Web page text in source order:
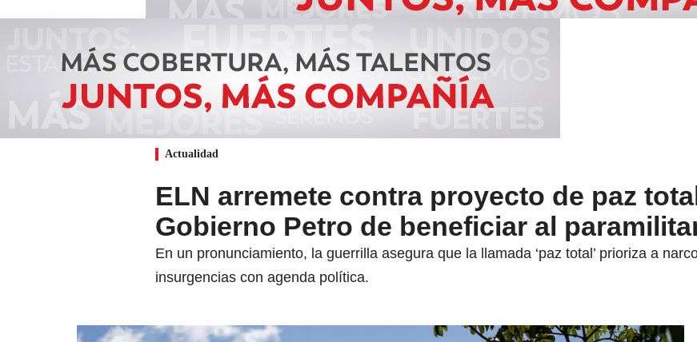
Actualidad
ELN arremete contra proyecto de paz
Gobierno Petro de beneficiar al
En un pronunciamiento, la guerrilla asegura que la llamada ‘paz total’ prioriza a
insurgencias con agenda política.